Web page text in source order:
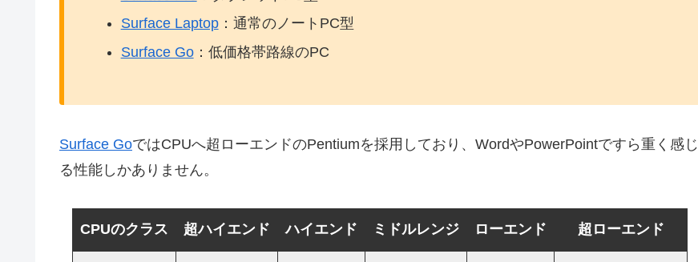
Surface Laptop：通常のノートPC型
Surface Go：低価格帯路線のPC
Surface GoではCPUへ超ローエンドのPentiumを採用しており、WordやPowerPointですら重く感じ
る性能しかありません。
CPUのクラス 超ハイエンド ハイエンド ミドルレンジ ローエンド 超ローエンド